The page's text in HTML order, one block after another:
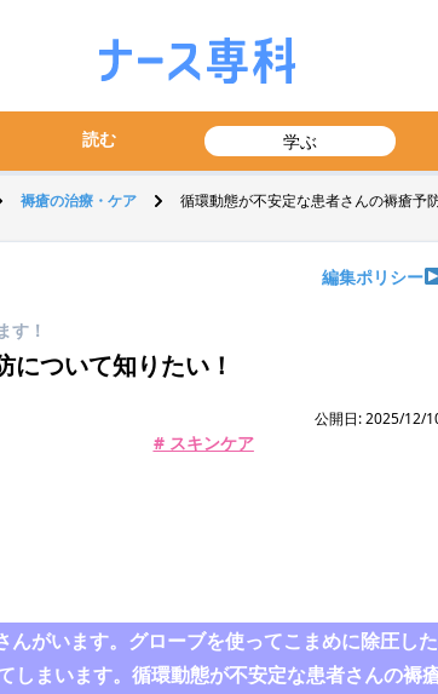
読む 学ぶ
褥瘡の治療・ケア 循環動態が不安定な患者さんの褥瘡予
編集ポリシー
す！
ついて知りたい！
公開日: 2025/12/
# スキンケア
がいます。グローブを使ってこまめに除圧した
しまいます。循環動態が不安定な患者さんの褥